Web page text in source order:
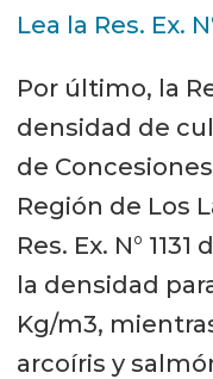
Lea la Res. Ex.
Por último, la
densidad de
de
Región de Los
Res. Ex. N°
la densidad
Kg/m3,
arcoíris y